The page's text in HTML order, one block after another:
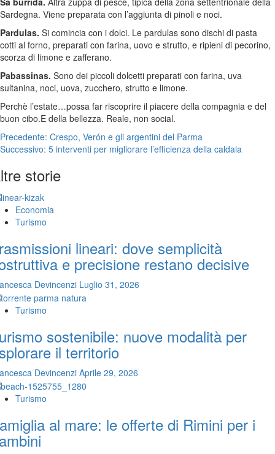
Sardegna. Viene preparata con l’aggiunta di pinoli e noci.
Pardulas. Si comincia con i dolci. Le pardulas sono dischi di pasta
cotti al forno, preparati con farina, uovo e strutto, e ripieni di pecorino,
scorza di limone e zafferano.
Pabassinas. Sono dei piccoli dolcetti preparati con farina, uva
sultanina, noci, uova, zucchero, strutto e limone.
Perchè l’estate…possa far riscoprire il piacere della compagnia e del
buon cibo.E della bellezza. Reale, non social.
Navigazione
articolo
Precedente: Crespo, Verón e gli argentini del Parma
Successivo: 5 interventi per migliorare l’efficienza della caldaia
storie
Economia
Turismo
lineari: dove semplicità
e precisione restano decisive
Devincenzi Luglio 31, 2026
Turismo
sostenibile: nuove modalità per
il territorio
Devincenzi Aprile 29, 2026
Turismo
al mare: le offerte di Rimini per i